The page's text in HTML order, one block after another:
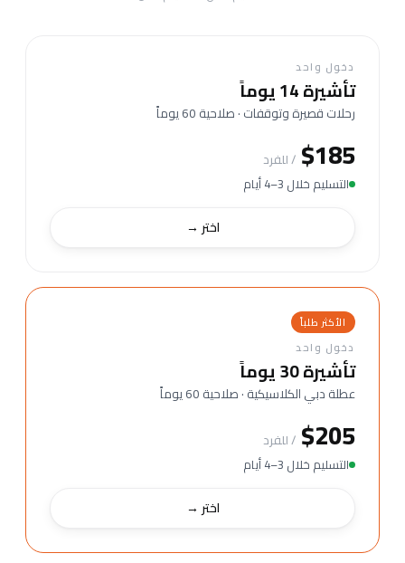
دخول واحد
تأشيرة 14 يوماً
رحلات قصيرة وتوقفات · صلاحية 60 يوماً
$185 / للفرد
التسليم خلال 3–4 أيام
اختر →
الأكثر طلباً
دخول واحد
تأشيرة 30 يوماً
عطلة دبي الكلاسيكية · صلاحية 60 يوماً
$205 / للفرد
التسليم خلال 3–4 أيام
اختر →